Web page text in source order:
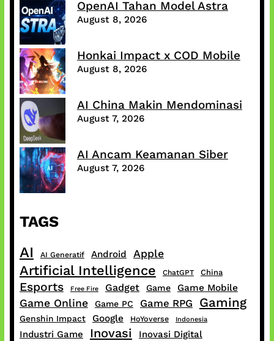
OpenAI Tahan Model Astra
August 8, 2026
Honkai Impact x COD Mobile
August 8, 2026
AI China Makin Mendominasi
August 7, 2026
AI Ancam Keamanan Siber
August 7, 2026
TAGS
AI AI Generatif Android Apple
Artificial Intelligence ChatGPT China
Esports Free Fire Gadget Game Game Mobile
Game Online Game PC Game RPG Gaming
Genshin Impact Google HoYoverse Indonesia
Industri Game Inovasi Inovasi Digital